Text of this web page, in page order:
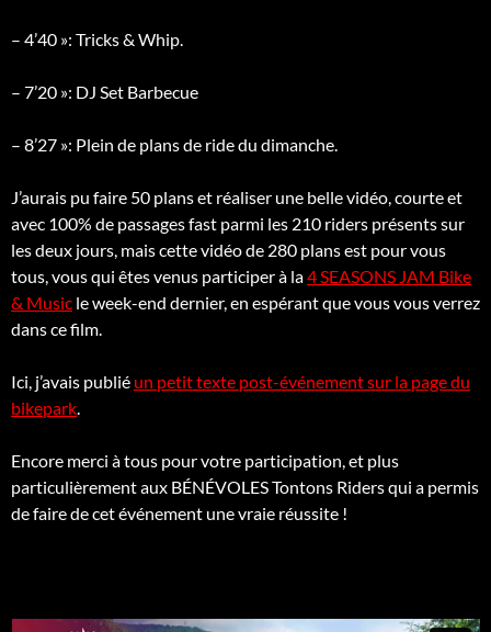
– 4’40 »: Tricks & Whip.
– 7’20 »: DJ Set Barbecue
– 8’27 »: Plein de plans de ride du dimanche.
J’aurais pu faire 50 plans et réaliser une belle vidéo, courte et
avec 100% de passages fast parmi les 210 riders présents sur
les deux jours, mais cette vidéo de 280 plans est pour vous
tous, vous qui êtes venus participer à la4 SEASONS JAM Bike
& Music le week-end dernier, en espérant que vous vous verrez
dans ce film.
Ici, j’avais publié un petit texte post-événement sur la page du
bikepark.
Encore merci à tous pour votre participation, et plus
particulièrement aux BÉNÉVOLES Tontons Riders qui a permis
de faire de cet événement une vraie réussite !